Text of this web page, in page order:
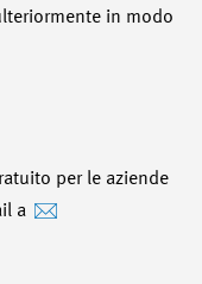
in modo
per le aziende
a